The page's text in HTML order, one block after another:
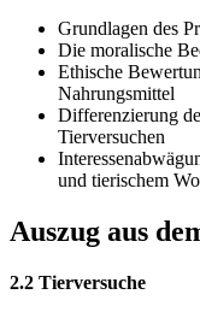
Grundlagen des
Die moralische
Ethische
Nahrungsmittel
Differenzierung
Tierversuchen
und tierischem
Auszug aus
2.2 Tierversuche